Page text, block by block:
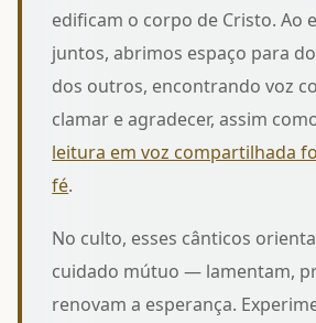
edificam o corpo de Cristo. Ao
juntos, abrimos espaço para
dos outros, encontrando voz
clamar e agradecer, assim
leitura em voz compartilhada
fé.
No culto, esses cânticos
cuidado mútuo — lamentam,
renovam a esperança.